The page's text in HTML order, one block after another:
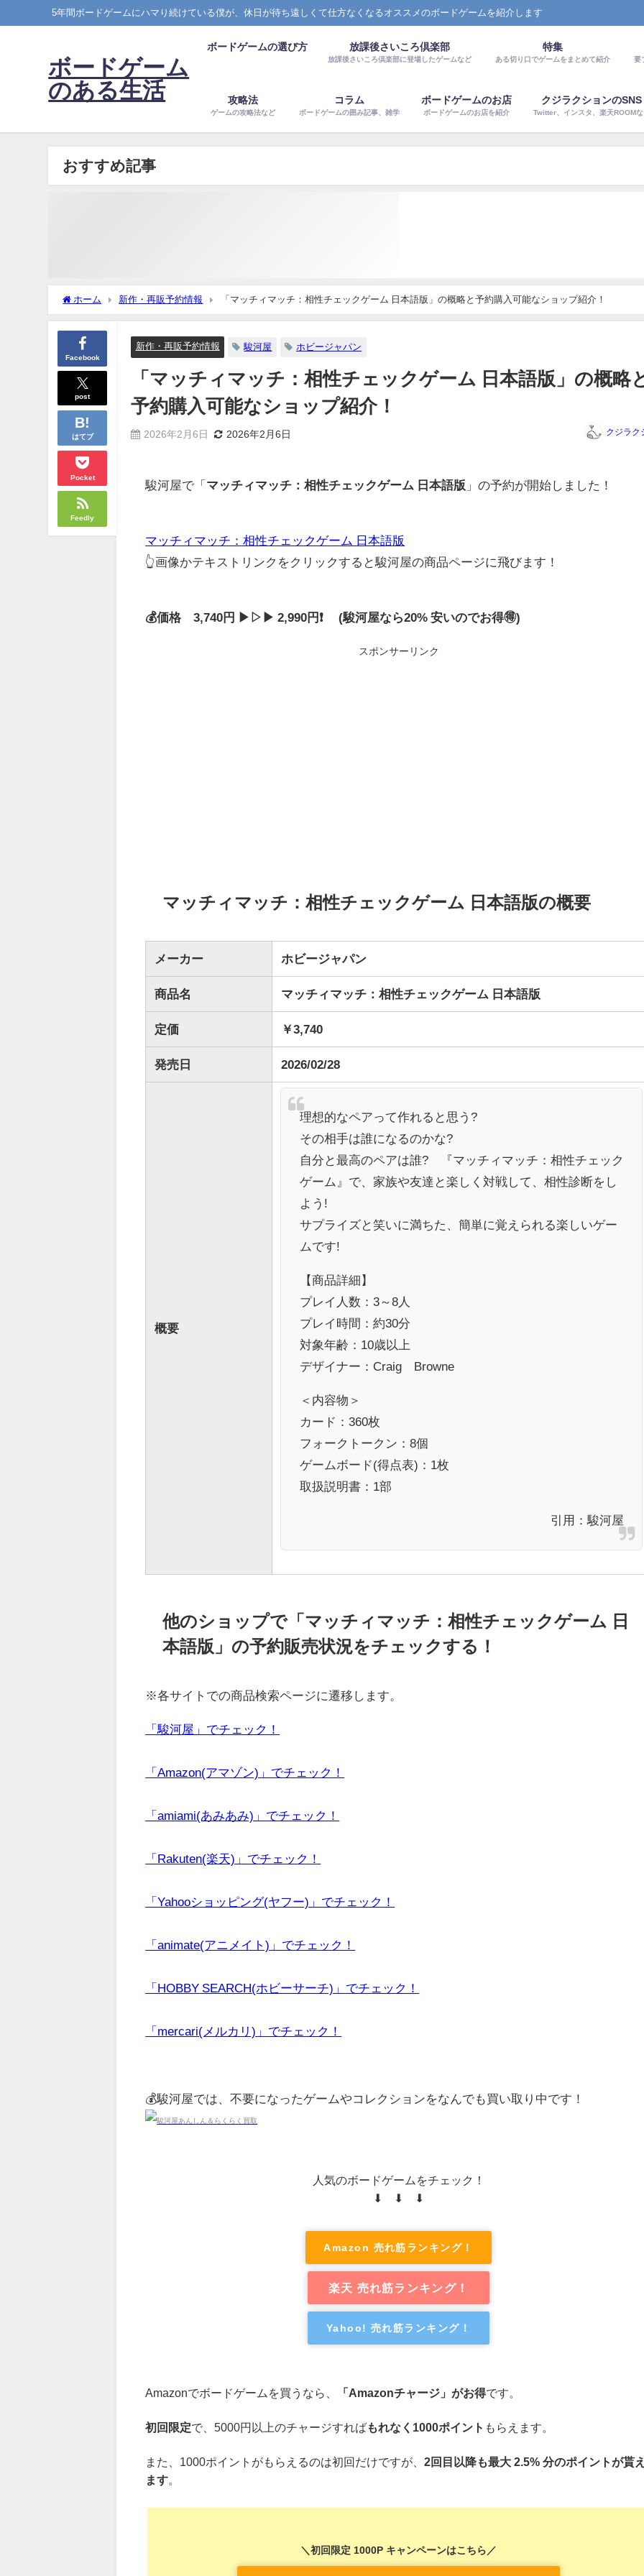
5年間ボードゲームにハマり続けている僕が、休日が待ち遠しくて仕方なくなるオススメのボードゲームを紹介します
ボードゲーム
のある生活
ボードゲームの選び方 放課後さいころ倶楽部
放課後さいころ倶楽部に登場したゲームなど
特集
ある切り口でゲームをまとめて紹介 要
攻略法
ゲームの攻略法など
コラム
ボードゲームの囲み記事、雑学
ボードゲームのお店
ボードゲームのお店を紹介
クジラクションのSNS
Twitter、インスタ、楽天ROOM
おすすめ記事
ホーム 新作・再販予約情報 「マッチィマッチ：相性チェックゲーム 日本語版」の概略と予約購入可能なショップ紹介！
Facebook
post
はてブ
Pocket
Feedly
新作・再販予約情報 駿河屋 ホビージャパン
「マッチィマッチ：相性チェックゲーム 日本語版」の概略
予約購入可能なショップ紹介！
2026年2月6日 2026年2月6日 クジラク
駿河屋で「 マッチィマッチ：相性チェックゲーム 日本語版 」の予約が開始しました！
マッチィマッチ：相性チェックゲーム 日本語版
👆画像かテキストリンクをクリックすると駿河屋の商品ページに飛びます！
💰価格 3,740円 ▶▷▶ 2,990円❗ (駿河屋なら20% 安いのでお得🉐)
スポンサーリンク
マッチィマッチ：相性チェックゲーム 日本語版の概要
メーカー ホビージャパン
商品名 マッチィマッチ：相性チェックゲーム 日本語版
定価 ￥3,740
発売日 2026/02/28
概要
理想的なペアって作れると思う?
その相手は誰になるのかな?
自分と最高のペアは誰? 『マッチィマッチ：相性チェック
ゲーム』で、家族や友達と楽しく対戦して、相性診断をし
よう!
サプライズと笑いに満ちた、簡単に覚えられる楽しいゲー
ムです!
【商品詳細】
プレイ人数：3～8人
プレイ時間：約30分
対象年齢：10歳以上
デザイナー：Craig Browne
＜内容物＞
カード：360枚
フォークトークン：8個
ゲームボード(得点表)：1枚
取扱説明書：1部
引用： 駿河屋
他のショップで「マッチィマッチ：相性チェックゲーム 日
本語版」の予約販売状況をチェックする！
※各サイトでの商品検索ページに遷移します。
「駿河屋」でチェック！
「Amazon(アマゾン)」でチェック！
「amiami(あみあみ)」でチェック！
「Rakuten(楽天)」でチェック！
「Yahooショッピング(ヤフー)」でチェック！
「animate(アニメイト)」でチェック！
「HOBBY SEARCH(ホビーサーチ)」でチェック！
「mercari(メルカリ)」でチェック！
💰駿河屋では、不要になったゲームやコレクションをなんでも買い取り中です！
人気のボードゲームをチェック！
⬇ ⬇ ⬇
Amazon 売れ筋ランキング！
楽天 売れ筋ランキング！
Yahoo! 売れ筋ランキング！
Amazonでボードゲームを買うなら、 「Amazonチャージ」がお得です。
初回限定で、5000円以上のチャージすればもれなく1000ポイント もらえます。
また、1000ポイントがもらえるのは初回だけですが、2回目以降も最大 2.5% 分のポイントが貰
ます
＼初回限定 1000P キャンペーンはこちら／